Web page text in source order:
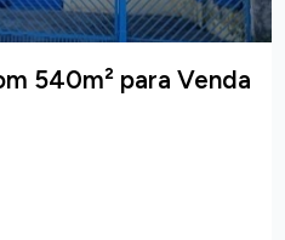
540m² para Venda